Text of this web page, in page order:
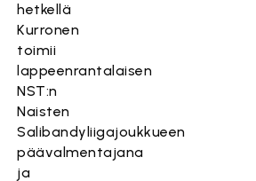
hetkellä
Kurronen
toimii
lappeenrantalaisen
NST:n
Naisten
Salibandyliigajoukkueen
päävalmentajana
ja